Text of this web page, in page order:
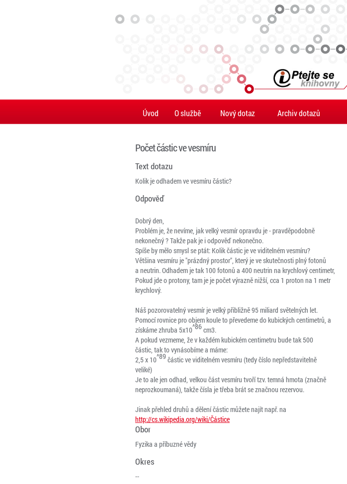
Úvod O službě Nový dotaz Archiv dotazů
Počet částic ve vesmíru
Text dotazu
Kolik je odhadem ve vesmíru částic?
Odpověď
Dobrý den,
Problém je, že nevíme, jak velký vesmír opravdu je - pravděpodobně
nekonečný ? Takže pak je i odpověď nekonečno.
Spíše by mělo smysl se ptát: Kolik částic je ve viditelném vesmíru?
Většina vesmíru je "prázdný prostor", který je ve skutečnosti plný fotonů
a neutrin. Odhadem je tak 100 fotonů a 400 neutrin na krychlový centimetr,
Pokud jde o protony, tam je je počet výrazně nižší, cca 1 proton na 1 metr
krychlový.
Náš pozorovatelný vesmír je velký přibližně 95 miliard světelných let.
Pomocí rovnice pro objem koule to převedeme do kubických centimetrů, a
získáme zhruba 5x10^86 cm3.
A pokud vezmeme, že v každém kubickém centimetru bude tak 500
částic, tak to vynásobíme a máme:
2,5 x 10^89 částic ve viditelném vesmíru (tedy číslo nepředstavitelně
veliké)
Je to ale jen odhad, velkou část vesmíru tvoří tzv. temná hmota (značně
neprozkoumaná), takže čísla je třeba brát se značnou rezervou.
http://cs.wikipedia.org/wiki/Částice
Obor
Fyzika a příbuzné vědy
Okres
--